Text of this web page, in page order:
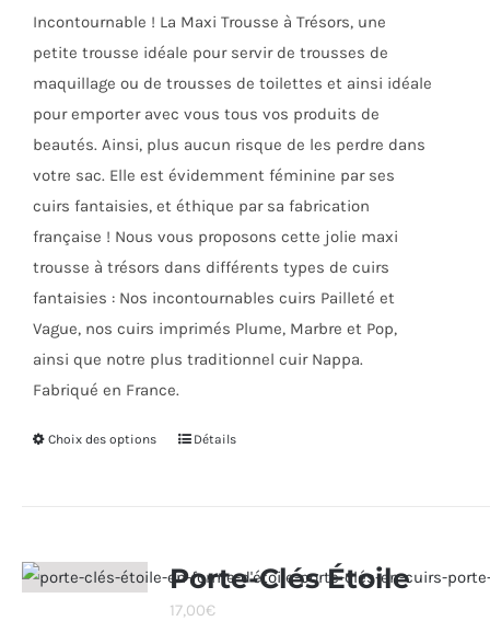
choisies
sur
produit
Incontournable ! La Maxi Trousse à Trésors, une
petite trousse idéale pour servir de trousses de
maquillage ou de trousses de toilettes et ainsi idéale
pour emporter avec vous tous vos produits de
beautés. Ainsi, plus aucun risque de les perdre dans
votre sac. Elle est évidemment féminine par ses
cuirs fantaisies, et éthique par sa fabrication
française ! Nous vous proposons cette jolie maxi
trousse à trésors dans différents types de cuirs
fantaisies : Nos incontournables cuirs Pailleté et
Vague, nos cuirs imprimés Plume, Marbre et Pop,
ainsi que notre plus traditionnel cuir Nappa.
Fabriqué en France.
Choix des options
Ce
variations.
Les
Détails
Porte-Clés Étoile
17,00€